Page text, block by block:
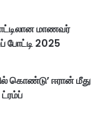
மாணவர்
போட்டி 2025
கொண்டு’ ஈரான் மீது